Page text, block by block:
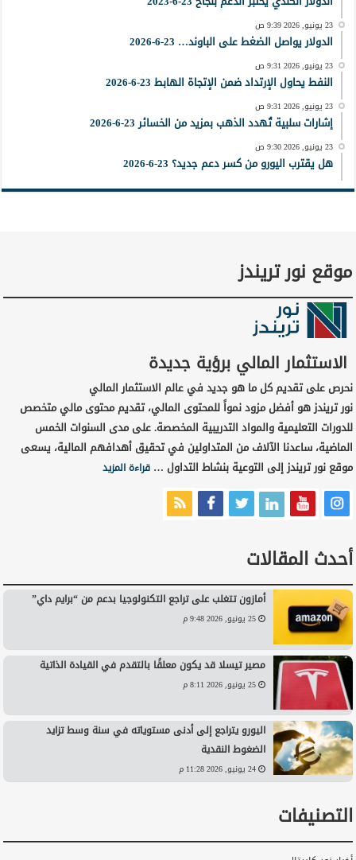
23 يونيو, 2026 9:39 ص
الدولار يواصل الضغط على الباوند… 23-6-2026
23 يونيو, 2026 9:31 ص
النفط يحاول الإرتداد ضمن الإتجاة الهابط 23-6-2026
23 يونيو, 2026 9:31 ص
إشارات سلبية تُهدد الذهب بمزيد من الخسائر 23-6-2026
23 يونيو, 2026 9:30 ص
هل يقترب اليورو من كسر دعم جديد؟ 23-6-2026
موقع نور تريندز
الاستثمار المالي برؤية جديدة
نحرص على تقديم كل ما هو جديد في عالم الاستثمار المالي
نور تريندز هو أفضل مزود نمواً للمحتوى المالي، تقديم محتوى مالي متخصص
للدورات التعليمية والمواد التدريبية المخصصة. على مدى السنوات الخمس
الماضية، ساعدنا الآلاف من المتداولين في تحقيق أهدافهم المالية، يسعى
موقع نور تريندز إلى التوعية بنشاط التداول …قراءة المزيد
أحدث المقالات
أمازون تتغلب على تراجع التكنولوجيا بدعم من “برايم داي”
25 يونيو, 2026 9:48 م
مصير تيسلا قد يكون معلقًا بالتقدم في القيادة الذاتية
25 يونيو, 2026 8:11 م
اليورو يتراجع إلى أدنى مستوياته في سنة وسط تزايد
الضغوط النقدية
24 يونيو, 2026 11:28 م
التصنيفات